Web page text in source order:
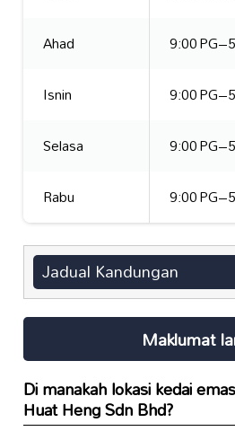
Ahad
9:00
Isnin
9:00
Selasa
9:00
Rabu
9:00
Jadual Kandungan
Maklumat
Di manakah lokasi kedai
Huat Heng Sdn Bhd?